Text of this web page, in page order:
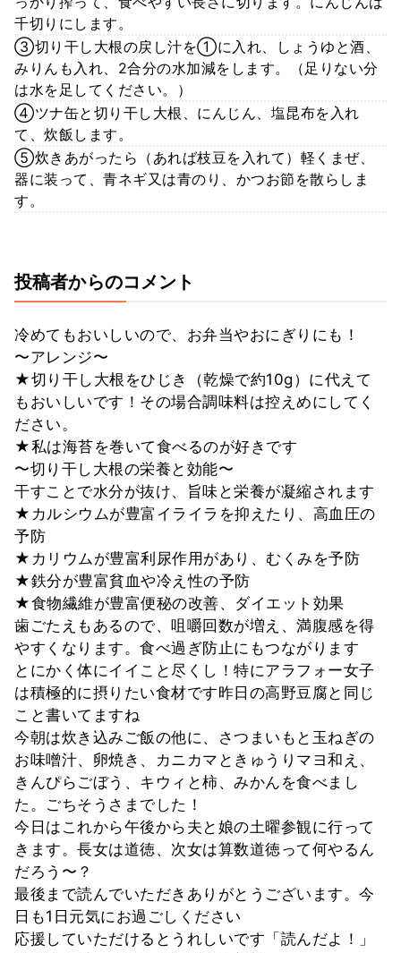
千切りにします。
③切り干し大根の戻し汁を①に入れ、しょうゆと酒、
みりんも入れ、2合分の水加減をします。（足りない分
は水を足してください。）
④ツナ缶と切り干し大根、にんじん、塩昆布を入れ
て、炊飯します。
⑤炊きあがったら（あれば枝豆を入れて）軽くまぜ、
器に装って、青ネギ又は青のり、かつお節を散らしま
す。
投稿者からのコメント
冷めてもおいしいので、お弁当やおにぎりにも！
〜アレンジ〜
★切り干し大根をひじき（乾燥で約10g）に代えて
もおいしいです！その場合調味料は控えめにしてく
ださい。
★私は海苔を巻いて食べるのが好きです
〜切り干し大根の栄養と効能〜
干すことで水分が抜け、旨味と栄養が凝縮されます
★カルシウムが豊富イライラを抑えたり、高血圧の
予防
★カリウムが豊富利尿作用があり、むくみを予防
★鉄分が豊富貧血や冷え性の予防
★食物繊維が豊富便秘の改善、ダイエット効果
歯ごたえもあるので、咀嚼回数が増え、満腹感を得
やすくなります。食べ過ぎ防止にもつながります
とにかく体にイイこと尽くし！特にアラフォー女子
は積極的に摂りたい食材です昨日の高野豆腐と同じ
こと書いてますね
今朝は炊き込みご飯の他に、さつまいもと玉ねぎの
お味噌汁、卵焼き、カニカマときゅうりマヨ和え、
きんぴらごぼう、キウィと柿、みかんを食べまし
た。ごちそうさまでした！
今日はこれから午後から夫と娘の土曜参観に行って
きます。長女は道徳、次女は算数道徳って何やるん
だろう〜？
最後まで読んでいただきありがとうございます。今
日も1日元気にお過ごしください
応援していただけるとうれしいです「読んだよ！」